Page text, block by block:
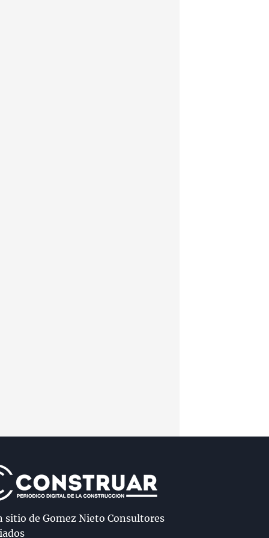
sitio de Gomez Nieto Consultores